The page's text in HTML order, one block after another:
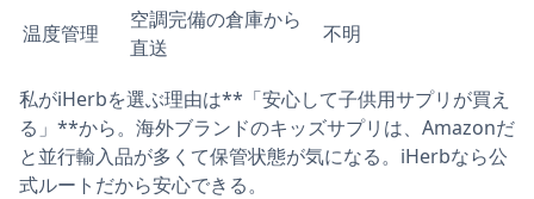
温度管理
空調完備の倉庫から
直送
不明
私がiHerbを選ぶ理由は**「安心して子供用サプリが買え
る」**から。海外ブランドのキッズサプリは、Amazonだ
と並行輸入品が多くて保管状態が気になる。iHerbなら公
式ルートだから安心できる。